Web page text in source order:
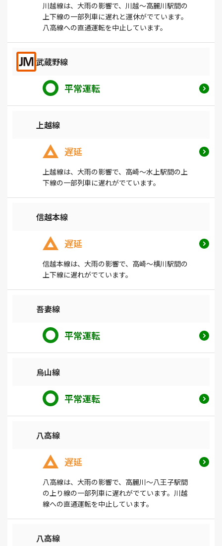
川越線は、大雨の影響で、川越～高麗川駅間の
上下線の一部列車に遅れと運休がでています。
八高線への直通運転を中止しています。
武蔵野線
平常運転
上越線
遅延
上越線は、大雨の影響で、高崎～水上駅間の上
下線の一部列車に遅れがでています。
信越本線
遅延
信越本線は、大雨の影響で、高崎～横川駅間の
上下線に遅れがでています。
吾妻線
平常運転
烏山線
平常運転
八高線
遅延
八高線は、大雨の影響で、高麗川～八王子駅間
の上り線の一部列車に遅れがでています。川越
線への直通運転を中止しています。
八高線